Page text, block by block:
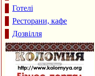
Готелі
Ресторани, кафе
Дозвілля